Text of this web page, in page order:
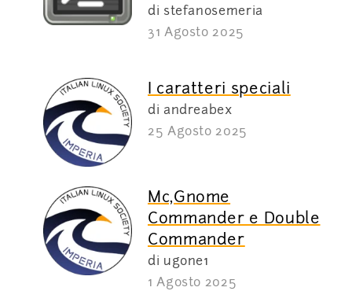
di stefanosemeria
31 Agosto 2025
I caratteri speciali
di andreabex
25 Agosto 2025
Mc,Gnome
Commander e Double
Commander
di ugone1
1 Agosto 2025